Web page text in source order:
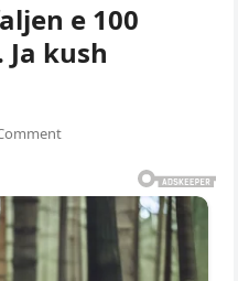
e 100
kush